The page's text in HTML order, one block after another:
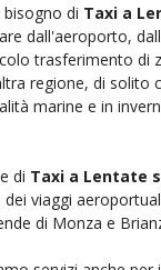
di Taxi a
dall'aeroporto,
trasferimento di
regione, di solito
marine e in
di Taxi a Lentate
viaggi
di Monza e